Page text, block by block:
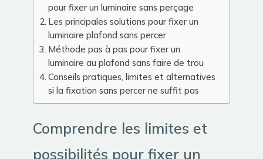
pour fixer un luminaire sans perçage
Les principales solutions pour fixer un
luminaire plafond sans percer
Méthode pas à pas pour fixer un
luminaire au plafond sans faire de trou
Conseils pratiques, limites et alternatives
si la fixation sans percer ne suffit pas
Comprendre les limites et
possibilités pour fixer un